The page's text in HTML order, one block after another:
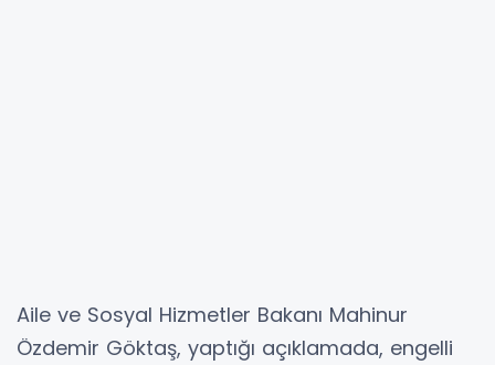
Aile ve Sosyal Hizmetler Bakanı Mahinur
Özdemir Göktaş, yaptığı açıklamada, engelli